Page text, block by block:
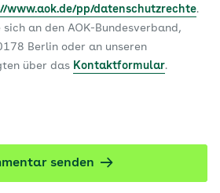
www.aok.de/pp/datenschutzrechte.
sich an den AOK-Bundesverband,
Berlin oder an unseren
über das Kontaktformular.
senden